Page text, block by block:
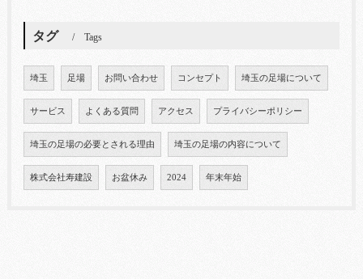
タグ Tags
埼玉 足場 お問い合わせ コンセプト 埼玉の足場について
サービス よくある質問 アクセス プライバシーポリシー
埼玉の足場の必要とされる理由 埼玉の足場の内容について
株式会社寿建設 お盆休み 2024 年末年始